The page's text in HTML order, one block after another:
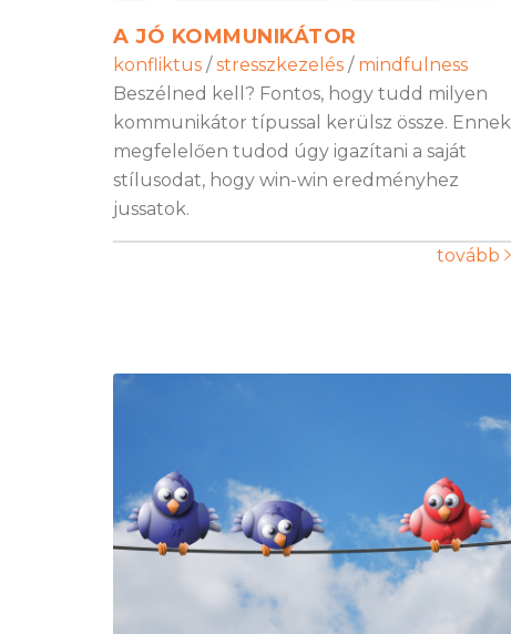
A JÓ KOMMUNIKÁTOR
konfliktus / stresszkezelés / mindfulness
Beszélned kell? Fontos, hogy tudd milyen
kommunikátor típussal kerülsz össze. Ennek
megfelelően tudod úgy igazítani a saját
stílusodat, hogy win-win eredményhez
jussatok.
tovább